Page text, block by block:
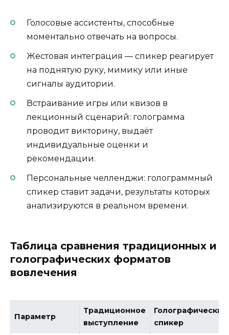
Голосовые ассистенты, способные
моментально отвечать на вопросы.
Жестовая интеграция — спикер реагирует
на поднятую руку, мимику или иные
сигналы аудитории.
Встраивание игры или квизов в
лекционный сценарий: голограмма
проводит викторину, выдаёт
индивидуальные оценки и
рекомендации.
Персональные челленджи: голограммный
спикер ставит задачи, результаты которых
анализируются в реальном времени.
Таблица сравнения традиционных и
голографических форматов
вовлечения
Параметр
Традиционное
выступление
Голографический
спикер